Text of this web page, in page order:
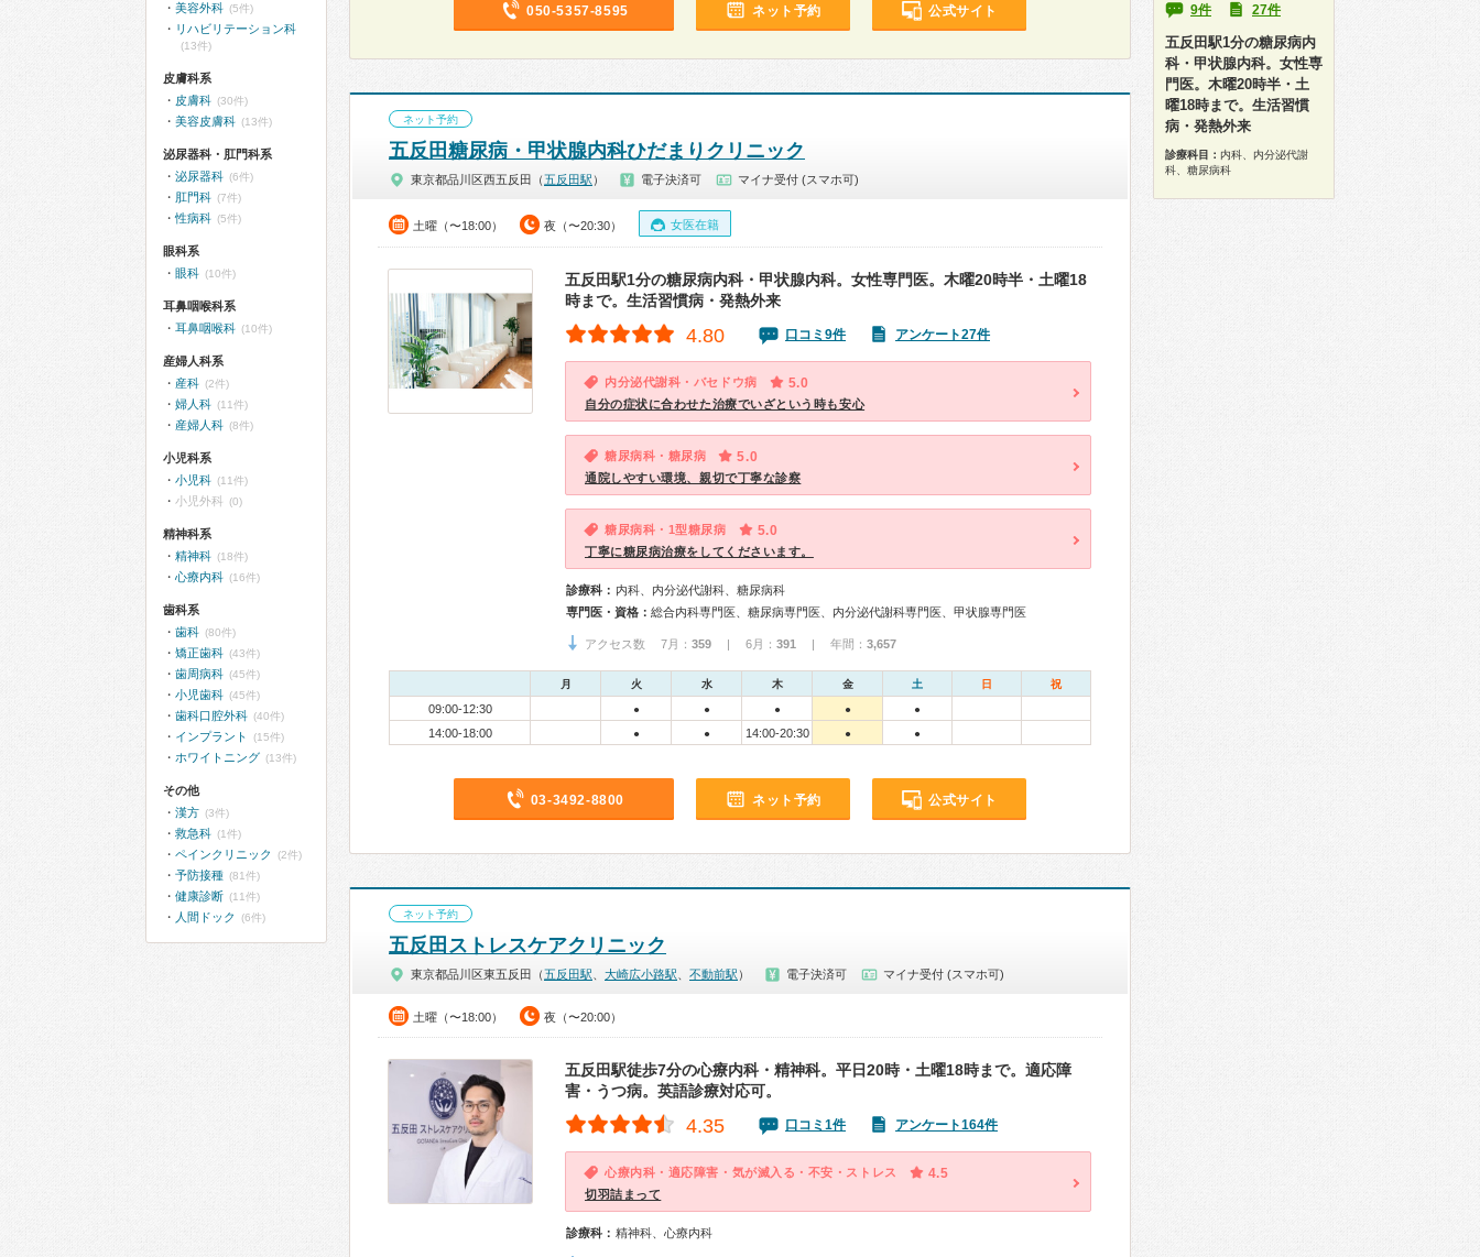
050-5357-8595 ネット予約 公式サイト
ネット予約
五反田糖尿病・甲状腺内科ひだまりクリニック
東京都品川区西五反田（五反田駅 ） 電子決済可 マイナ受付 (スマホ可)
土曜（〜18:00） 夜（〜20:30） 女医在籍
五反田駅1分の糖尿病内科・甲状腺内科。女性専門医。木曜20時半・土曜18
時まで。生活習慣病・発熱外来
4.80 口コミ9件 アンケート27件
内分泌代謝科・バセドウ病 5.0
自分の症状に合わせた治療でいざという時も安心
糖尿病科・糖尿病 5.0
通院しやすい環境、親切で丁寧な診察
糖尿病科・1型糖尿病 5.0
丁寧に糖尿病治療をしてくださいます。
診療科： 内科、内分泌代謝科、糖尿病科
専門医・資格： 総合内科専門医、糖尿病専門医、内分泌代謝科専門医、甲状腺専門医
アクセス数 7月： 359 | 6月： 391 | 年間： 3,657
月 火 水 木 金 土 日 祝
09:00-12:30 ● ● ● ● ●
14:00-18:00 ● ● 14:00-20:30 ● ●
03-3492-8800 ネット予約 公式サイト
ネット予約
五反田ストレスケアクリニック
東京都品川区東五反田（五反田駅 大崎広小路駅 不動前駅 ） 電子決済可 マイナ受付 (スマホ可)
土曜（〜18:00） 夜（〜20:00）
五反田駅徒歩7分の心療内科・精神科。平日20時・土曜18時まで。適応障
害・うつ病。英語診療対応可。
4.35 口コミ1件 アンケート164件
心療内科・適応障害・気が滅入る・不安・ストレス 4.5
切羽詰まって
診療科： 精神科、心療内科
美容外科 (5件)
リハビリテーション科
(13件)
皮膚科系
皮膚科 (30件)
美容皮膚科 (13件)
泌尿器科・肛門科系
泌尿器科 (6件)
肛門科 (7件)
性病科 (5件)
眼科系
眼科 (10件)
耳鼻咽喉科系
耳鼻咽喉科 (10件)
産婦人科系
産科 (2件)
婦人科 (11件)
産婦人科 (8件)
小児科系
小児科 (11件)
小児外科 (0)
精神科系
精神科 (18件)
心療内科 (16件)
歯科系
歯科 (80件)
矯正歯科 (43件)
歯周病科 (45件)
小児歯科 (45件)
歯科口腔外科 (40件)
インプラント (15件)
ホワイトニング (13件)
その他
漢方 (3件)
救急科 (1件)
ペインクリニック (2件)
予防接種 (81件)
健康診断 (11件)
人間ドック (6件)
9件
27件
五反田駅1分の糖尿病内
科・甲状腺内科。女性専
門医。木曜20時半・土
曜18時まで。生活習慣
病・発熱外来
診療科目： 内科、内分泌代謝
科、糖尿病科